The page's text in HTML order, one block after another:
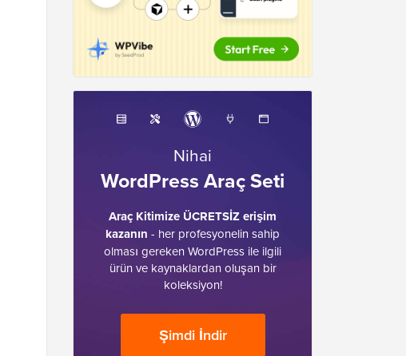
Nihai
WordPress Araç Seti
Araç Kitimize ÜCRETSİZ erişim
kazanın - her profesyonelin sahip
olması gereken WordPress ile ilgili
ürün ve kaynaklardan oluşan bir
koleksiyon!
Şimdi İndir